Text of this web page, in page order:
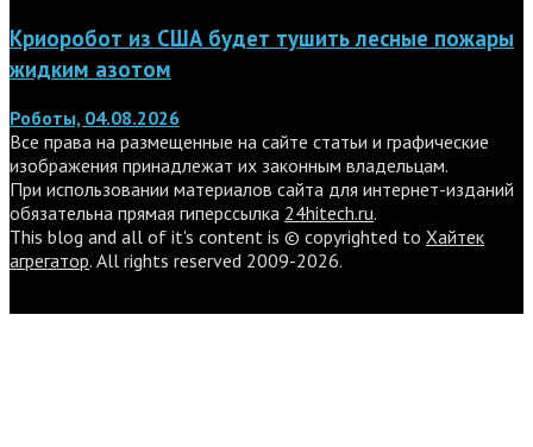
Криоробот из США будет тушить лесные пожары
жидким азотом
Роботы, 04.08.2026
Все права на размещенные на сайте статьи и графические
изображения принадлежат их законным владельцам.
При использовании материалов сайта для интернет-изданий
обязательна прямая гиперссылка 24hitech.ru.
This blog and all of it's content is © copyrighted to Хайтек
агрегатор. All rights reserved 2009-2026.